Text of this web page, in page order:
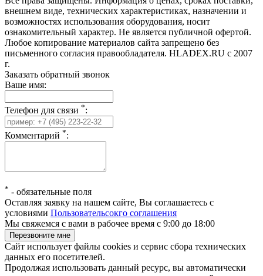
внешнем виде, технических характеристиках, назначении и
возможностях использования оборудования, носит
ознакомительный характер. Не является публичной офертой.
Любое копирование материалов сайта запрещено без
письменного согласия правообладателя. HLADEX.RU c 2007
г.
Заказать обратный звонок
Ваше имя:
Телефон для связи *:
Комментарий *:
* - обязательные поля
Оставляя заявку на нашем сайте, Вы соглашаетесь с
условиями Пользовательсокго соглашения
Мы свяжемся с вами в рабочее время с 9:00 до 18:00
Сайт использует файлы cookies и сервис сбора технических
данных его посетителей.
Продолжая использовать данный ресурс, вы автоматически